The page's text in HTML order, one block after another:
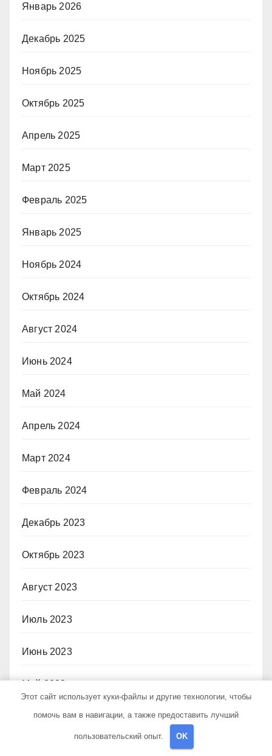
Январь 2026
Декабрь 2025
Ноябрь 2025
Октябрь 2025
Апрель 2025
Март 2025
Февраль 2025
Январь 2025
Ноябрь 2024
Октябрь 2024
Август 2024
Июнь 2024
Май 2024
Апрель 2024
Март 2024
Февраль 2024
Декабрь 2023
Октябрь 2023
Август 2023
Июль 2023
Июнь 2023
Май 2023
Апрель 2023
Этот сайт использует куки-файлы и другие технологии, чтобы
помочь вам в навигации, а также предоставить лучший
пользовательский опыт. OK